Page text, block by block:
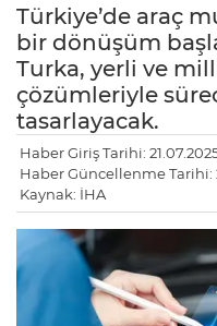
Türkiye’de araç
bir dönüşüm
Turka, yerli ve
çözümleriyle
tasarlayacak.
Haber Giriş Tarihi:
Haber Güncellenme Tarihi:
Kaynak: İHA